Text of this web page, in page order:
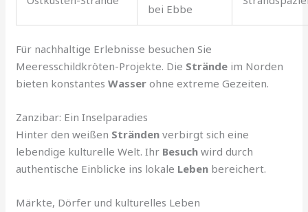
bei Ebbe
Für nachhaltige Erlebnisse besuchen Sie
Meeresschildkröten-Projekte. Die Strände im Norden
bieten konstantesWasser ohne extreme Gezeiten.
Zanzibar: Ein Inselparadies
Hinter den weißen Stränden verbirgt sich eine
lebendige kulturelle Welt. Ihr Besuch wird durch
authentische Einblicke ins lokale Leben bereichert.
Märkte, Dörfer und kulturelles Leben